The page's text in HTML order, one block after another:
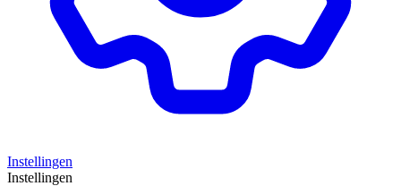
Instellingen
Instellingen